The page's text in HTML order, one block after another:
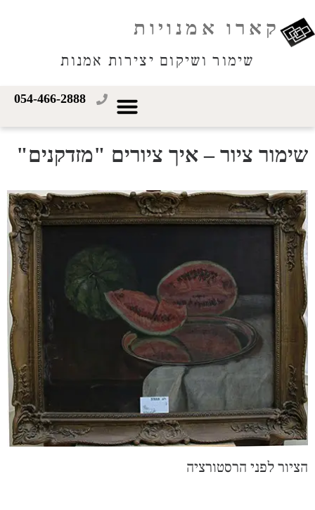
קארו אמנויות
שימור ושיקום יצירות אמנות
054-466-2888
שימור ציור – איך ציורים "מזדקנים"
הציור לפני הרסטורציה